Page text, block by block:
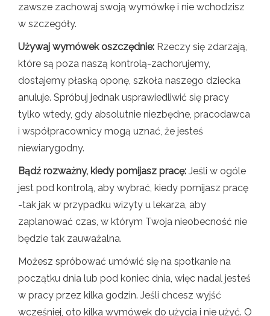
zawsze zachowaj swoją wymówkę i nie wchodzisz
w szczegóły.
Używaj wymówek oszczędnie: Rzeczy się zdarzają,
które są poza naszą kontrolą-zachorujemy,
dostajemy płaską oponę, szkoła naszego dziecka
anuluje. Spróbuj jednak usprawiedliwić się pracy
tylko wtedy, gdy absolutnie niezbędne, pracodawca
i współpracownicy mogą uznać, że jesteś
niewiarygodny.
Bądź rozważny, kiedy pomijasz pracę: Jeśli w ogóle
jest pod kontrolą, aby wybrać, kiedy pomijasz pracę
-tak jak w przypadku wizyty u lekarza, aby
zaplanować czas, w którym Twoja nieobecność nie
będzie tak zauważalna.
Możesz spróbować umówić się na spotkanie na
początku dnia lub pod koniec dnia, więc nadal jesteś
w pracy przez kilka godzin. Jeśli chcesz wyjść
wcześniej, oto kilka wymówek do użycia i nie użyć. O